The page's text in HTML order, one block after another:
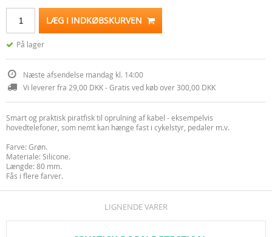
LÆG I INDKØBSKURVEN
På lager
Næste afsendelse mandag kl. 14:00
Vi leverer fra 29,00 DKK - Gratis ved køb over 300,00 DKK
Smart og praktisk piratfisk til oprulning af kabel - eksempelvis
hovedtelefoner, som nemt kan hænge fast i cykelstyr, pedaler m.v.
Farve: Grøn.
Materiale: Silicone.
Længde: 80 mm.
Fås i flere farver.
LIGNENDE VARER